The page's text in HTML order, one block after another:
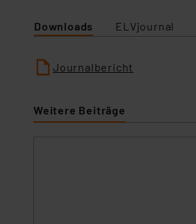
Downloads ELVjournal
Journalbericht
Weitere Beiträge